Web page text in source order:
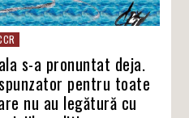
s-a pronuntat deja.
pentru toate
nu au legătură cu